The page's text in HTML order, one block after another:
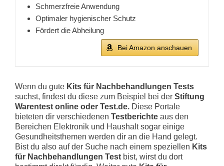
Schmerzfreie Anwendung
Optimaler hygienischer Schutz
Fördert die Abheilung
Bei Amazon anschauen
Wenn du gute Kits für Nachbehandlungen Tests
suchst, findest du diese zum Beispiel bei der Stiftung
Warentest online oder Test.de. Diese Portale
bieteten dir verschiedenen Testberichte aus den
Bereichen Elektronik und Haushalt sogar einige
Gesundheitsthemen werden dir an die Hand gelegt.
Bist du also auf der Suche nach einem speziellen Kits
für Nachbehandlungen Test bist, wirst du dort